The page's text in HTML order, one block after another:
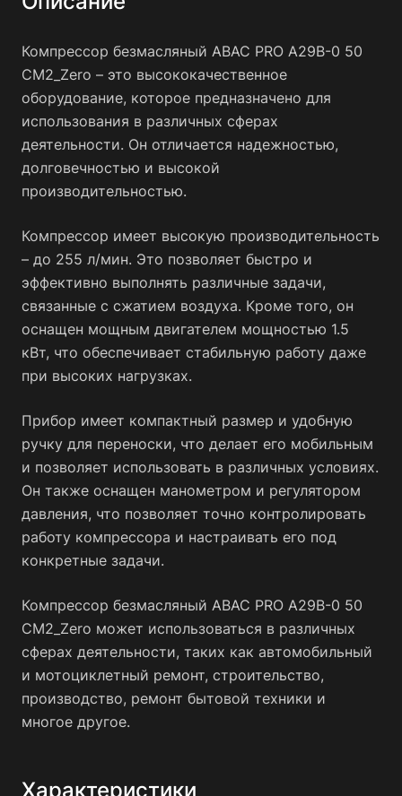
Компрессор безмасляный ABAC PRO A29B-0 50
CM2_Zero – это высококачественное
оборудование, которое предназначено для
использования в различных сферах
деятельности. Он отличается надежностью,
долговечностью и высокой
производительностью.
Компрессор имеет высокую производительность
– до 255 л/мин. Это позволяет быстро и
эффективно выполнять различные задачи,
связанные с сжатием воздуха. Кроме того, он
оснащен мощным двигателем мощностью 1.5
кВт, что обеспечивает стабильную работу даже
при высоких нагрузках.
Прибор имеет компактный размер и удобную
ручку для переноски, что делает его мобильным
и позволяет использовать в различных условиях.
Он также оснащен манометром и регулятором
давления, что позволяет точно контролировать
работу компрессора и настраивать его под
конкретные задачи.
Компрессор безмасляный ABAC PRO A29B-0 50
CM2_Zero может использоваться в различных
сферах деятельности, таких как автомобильный
и мотоциклетный ремонт, строительство,
производство, ремонт бытовой техники и
многое другое.
Характеристики